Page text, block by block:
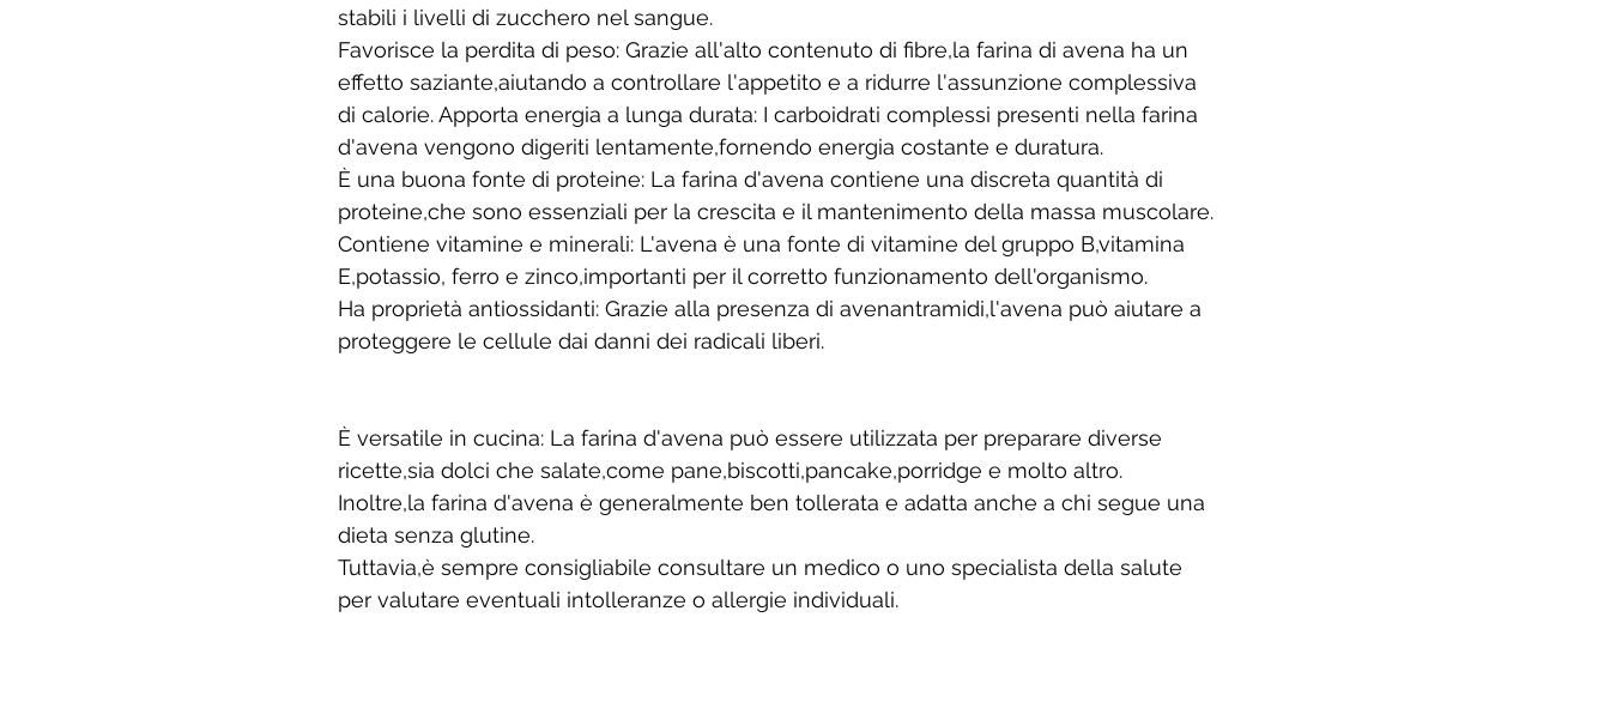
stabili i livelli di zucchero nel sangue.
Favorisce la perdita di peso: Grazie all'alto contenuto di fibre,la farina di avena ha un
effetto saziante,aiutando a controllare l'appetito e a ridurre l'assunzione complessiva
di calorie. Apporta energia a lunga durata: I carboidrati complessi presenti nella farina
d'avena vengono digeriti lentamente,fornendo energia costante e duratura.
È una buona fonte di proteine: La farina d'avena contiene una discreta quantità di
proteine,che sono essenziali per la crescita e il mantenimento della massa muscolare.
Contiene vitamine e minerali: L'avena è una fonte di vitamine del gruppo B,vitamina
E,potassio, ferro e zinco,importanti per il corretto funzionamento dell'organismo.
Ha proprietà antiossidanti: Grazie alla presenza di avenantramidi,l'avena può aiutare a
proteggere le cellule dai danni dei radicali liberi.
È versatile in cucina: La farina d'avena può essere utilizzata per preparare diverse
ricette,sia dolci che salate,come pane,biscotti,pancake,porridge e molto altro.
Inoltre,la farina d'avena è generalmente ben tollerata e adatta anche a chi segue una
dieta senza glutine.
Tuttavia,è sempre consigliabile consultare un medico o uno specialista della salute
per valutare eventuali intolleranze o allergie individuali.